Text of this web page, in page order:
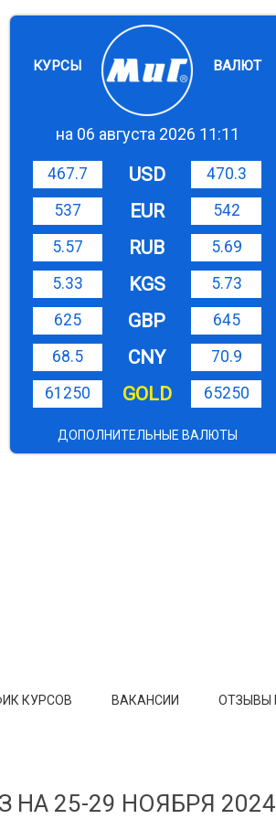
КУРСЫ ВАЛЮТ
на 06 августа 2026 11:11
467.7 USD
470.3
537
EUR
542
5.57
RUB
5.69
5.33
KGS
5.73
625
GBP
645
68.5
CNY
70.9
61250
GOLD 65250
ДОПОЛНИТЕЛЬНЫЕ ВАЛЮТЫ
КУРСОВ ВАКАНСИИ ОТЗЫВЫ
25-29 НОЯБРЯ 2024